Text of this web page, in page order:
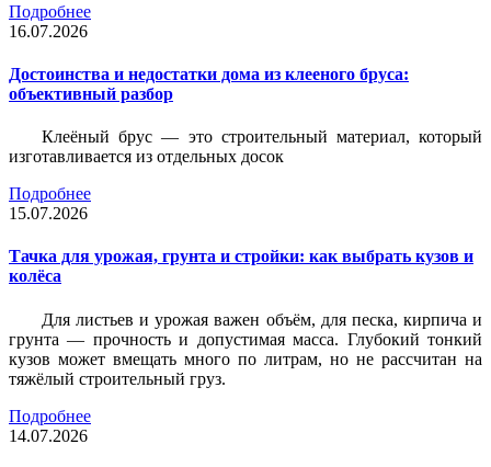
Подробнее
16.07.2026
Достоинства и недостатки дома из клееного бруса:
объективный разбор
Клеёный брус — это строительный материал, который
изготавливается из отдельных досок
Подробнее
15.07.2026
Тачка для урожая, грунта и стройки: как выбрать кузов и
колёса
Для листьев и урожая важен объём, для песка, кирпича и
грунта — прочность и допустимая масса. Глубокий тонкий
кузов может вмещать много по литрам, но не рассчитан на
тяжёлый строительный груз.
Подробнее
14.07.2026